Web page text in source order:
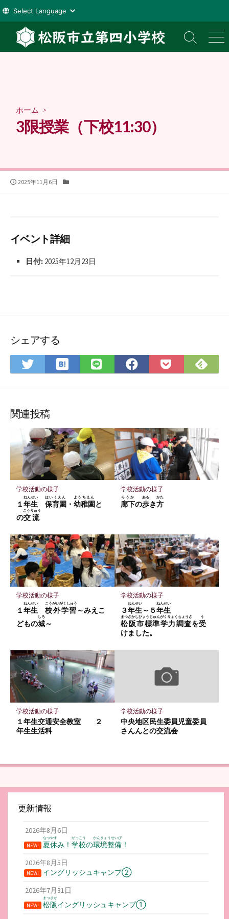
テ
検
索
メ
ニ
ホーム >
3限授業（下校11:30）
公
2025年11月6日
イベント詳細
日付: 2025年12月23日
シェアする
Twitter
で
ア
は
て
ク
マ
ー
ク
に
存
LINE
で
Facebook
で
Pocket
に
で
関連投稿
学校活動の様子
１年生
ねんせい
保育園
ほいくえん
・ 幼稚園
ようちえん
と
の交流
こうりゅう
学校活動の様子
廊下
ろうか
の歩
ある
き方
かた
学校活動の様子
１年生
ねんせい
校外学習
こうがいがくしゅう
～みえこ
どもの城
しろ
～
学校活動の様子
３年生
ねんせい
～５年生
ねんせい
松阪市標準学力調査
まつさかしひょうじゅんがくりょくちょうさ
を受
う
けました。
学校活動の様子
１年生交通安全教室 ２
年生生活科
学校活動の様子
中央地区民生委員児童委員
さんんとの交流会
更新情報
2026年8月6日
NEW! 夏休
なつやす
み！ 学校
がっこう
の環境整備
かんきょうせいび
！
2026年8月5日
NEW!
イングリッシュキャンプ②
2026年7月31日
NEW! 松阪
まつさか
イングリッシュキャンプ①